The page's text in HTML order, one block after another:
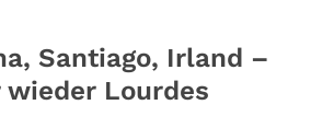
Santiago, Irland –
Lourdes